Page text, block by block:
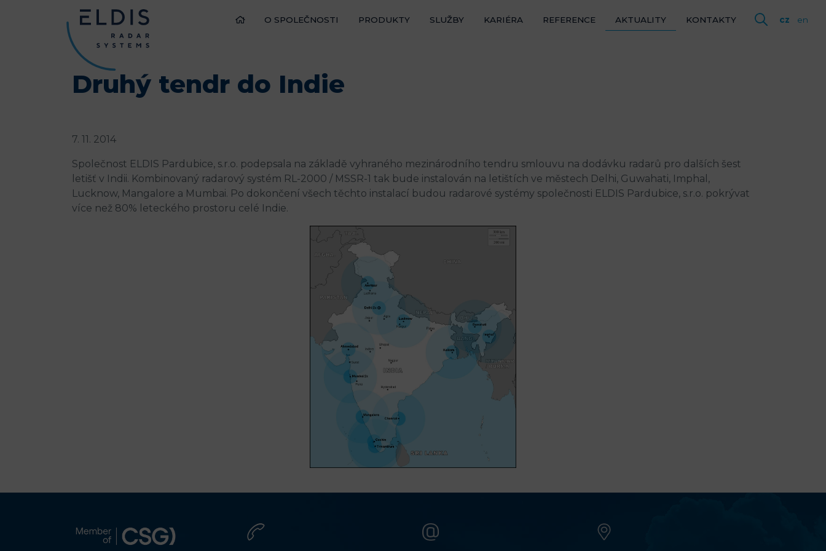
O SPOLEČNOSTI PRODUKTY SLUŽBY KARIÉRA REFERENCE AKTUALITY KONTAKTY cz en
Druhý tendr do Indie
7. 11. 2014
Společnost ELDIS Pardubice, s.r.o. podepsala na základě vyhraného mezinárodního tendru smlouvu na dodávku radarů pro dalších šest
letišť v Indii. Kombinovaný radarový systém RL-2000 / MSSR-1 tak bude instalován na letištích ve městech Delhi, Guwahati, Imphal,
Lucknow, Mangalore a Mumbai. Po dokončení všech těchto instalací budou radarové systémy společnosti ELDIS Pardubice, s.r.o. pokrývat
více než 80% leteckého prostoru celé Indie.